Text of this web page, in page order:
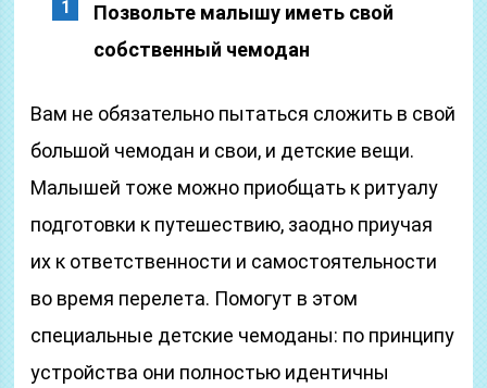
Позвольте малышу иметь свой
собственный чемодан
Вам не обязательно пытаться сложить в свой
большой чемодан и свои, и детские вещи.
Малышей тоже можно приобщать к ритуалу
подготовки к путешествию, заодно приучая
их к ответственности и самостоятельности
во время перелета. Помогут в этом
специальные детские чемоданы: по принципу
устройства они полностью идентичны